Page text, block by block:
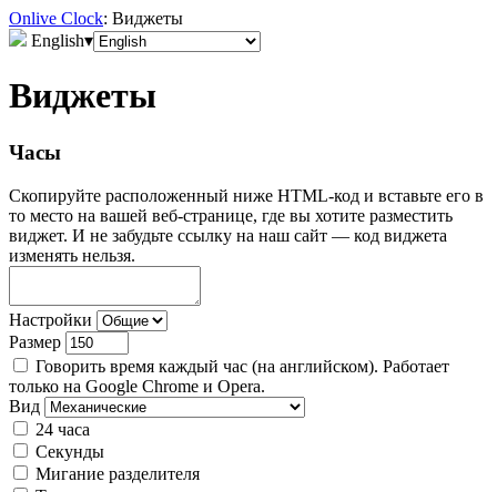
Onlive Clock: Виджеты
English▾
Виджеты
Часы
Скопируйте расположенный ниже HTML-код и вставьте его в
то место на вашей веб-странице, где вы хотите разместить
виджет. И не забудьте ссылку на наш сайт — код виджета
изменять нельзя.
Настройки
Размер
Говорить время каждый час (на английском). Работает
только на Google Chrome и Opera.
Вид
24 часа
Секунды
Мигание разделителя